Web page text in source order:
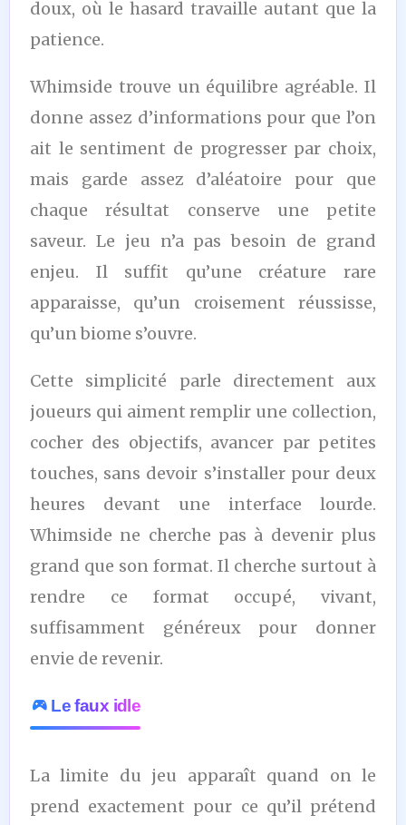
doux, où le hasard travaille autant que la
patience.
Whimside trouve un équilibre agréable. Il
donne assez d’informations pour que l’on
ait le sentiment de progresser par choix,
mais garde assez d’aléatoire pour que
chaque résultat conserve une petite
saveur. Le jeu n’a pas besoin de grand
enjeu. Il suffit qu’une créature rare
apparaisse, qu’un croisement réussisse,
qu’un biome s’ouvre.
Cette simplicité parle directement aux
joueurs qui aiment remplir une collection,
cocher des objectifs, avancer par petites
touches, sans devoir s’installer pour deux
heures devant une interface lourde.
Whimside ne cherche pas à devenir plus
grand que son format. Il cherche surtout à
rendre ce format occupé, vivant,
suffisamment généreux pour donner
envie de revenir.
Le faux idle
La limite du jeu apparaît quand on le
prend exactement pour ce qu’il prétend